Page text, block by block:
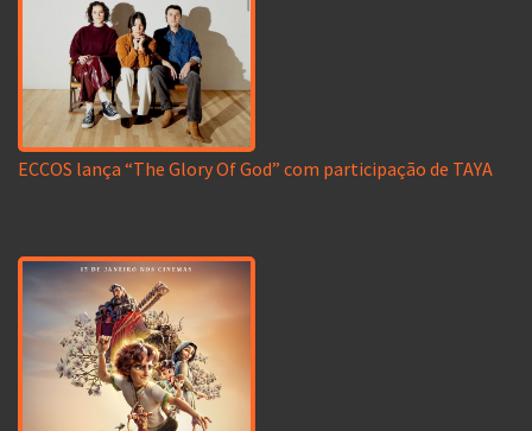
ECCOS lança “The Glory Of God” com participação de TAYA